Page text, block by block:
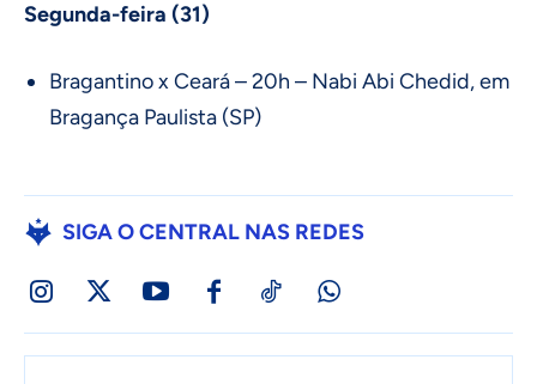
Segunda-feira (31)
Bragantino x Ceará – 20h – Nabi Abi Chedid, em
Bragança Paulista (SP)
SIGA O CENTRAL NAS REDES